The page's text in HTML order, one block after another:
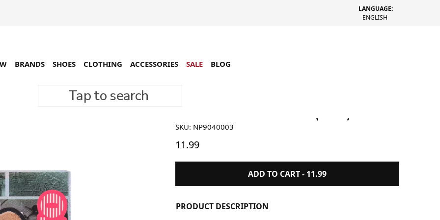
LANGUAGE:
ENGLISH
Tap to search
BRANDS SHOES CLOTHING ACCESSORIES SALE BLOG
No Problemo Sticker Pack (Multi)
SKU: NP9040003
11.99
ADD TO CART - 11.99
PRODUCT DESCRIPTION